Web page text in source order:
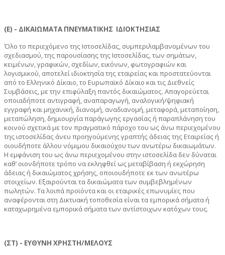
(Ε) - ΔΙΚΑΙΩΜΑΤΑ ΠΝΕΥΜΑΤΙΚΗΣ ΙΔΙΟΚΤΗΣΙΑΣ
Όλο το περιεχόμενο της Ιστοσελίδας, συμπεριλαμβανομένων του
σχεδιασμού, της παρουσίασης της Ιστοσελίδας, των σημάτων,
κειμένων, γραφικών, σχεδίων, εικόνων, φωτογραφιών και
λογισμικού, αποτελεί ιδιοκτησία της εταιρείας και προστατεύονται
από το Ελληνικό Δίκαιο, το Ευρωπαϊκό Δίκαιο και τις Διεθνείς
Συμβάσεις, με την επιφύλαξη παντός δικαιώματος. Απαγορεύεται
οποιαδήποτε αντιγραφή, αναπαραγωγή, αναλογική/ψηφιακή
εγγραφή και μηχανική, διανομή, αναδιανομή, μεταφορά, μεταποίηση,
μεταπώληση, δημιουργία παράγωγης εργασίας ή παραπλάνηση του
κοινού σχετικά με τον πραγματικό πάροχο του ως άνω περιεχομένου
της ιστοσελίδας άνευ προηγούμενης γραπτής άδειας της Εταιρείας ή
οιουδήποτε άλλου νόμιμου δικαιούχου των ανωτέρω δικαιωμάτων.
Η εμφάνιση του ως άνω περιεχομένου στην ιστοσελίδα δεν δύναται
καθ’ οιονδήποτε τρόπο να εκληφθεί ως μεταβίβαση ή εκχώρηση
άδειας ή δικαιώματος χρήσης, οποιουδήποτε εκ των ανωτέρω
στοιχείων. Εξαιρούνται τα δικαιώματα των συμβεβλημένων
πωλητών. Τα λοιπά προϊόντα και οι εταιρικές επωνυμίες που
αναφέρονται στη Δικτυακή τοποθεσία είναι τα εμπορικά σήματα ή
καταχωρημένα εμπορικά σήματα των αντίστοιχων κατόχων τους.
(ΣΤ) - ΕΥΘΥΝΗ ΧΡΗΣΤΗ/ΜΕΛΟΥΣ